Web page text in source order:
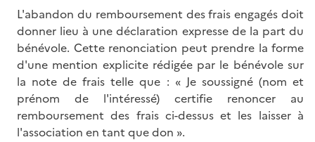
L'abandon du remboursement des frais engagés doit
donner lieu à une déclaration expresse de la part du
bénévole. Cette renonciation peut prendre la forme
d'une mention explicite rédigée par le bénévole sur
la note de frais telle que : « Je soussigné (nom et
prénom de l'intéressé) certifie renoncer au
remboursement des frais ci-dessus et les laisser à
l'association en tant que don ».